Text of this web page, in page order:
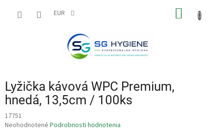
EUR
Lyžička kávová WPC Premium,
hnedá, 13,5cm / 100ks
17751
Priemerné
Neohodnotené Podrobnosti hodnotenia